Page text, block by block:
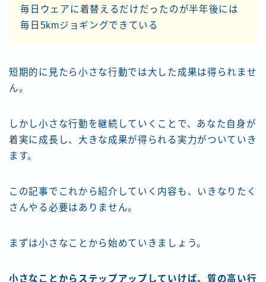
毎日ウェアに着替えるだけだったのが半年後には
毎日5kmジョギングできている
短期的に見たら小さな行動では大した成果は得られませ
ん。
しかし小さな行動を継続していくことで、あなた自身が
着実に成長し、大きな成果が得られる実力がついていき
ます。
この記事でこれから紹介していく内容も、いきなりたく
さんやる必要はありません。
まずは小さなことから始めていきましょう。
小さなことからステップアップしていけば、質の高い行